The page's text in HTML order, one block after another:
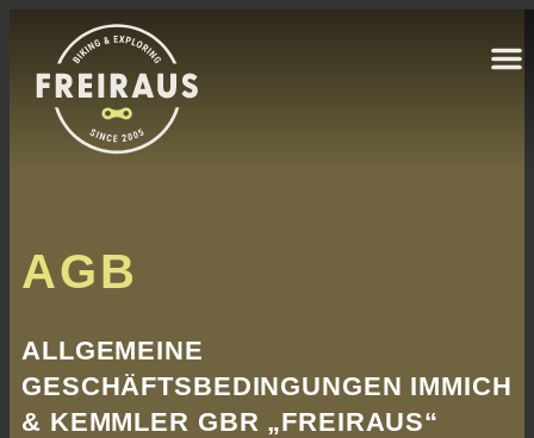
AGB
ALLGEMEINE
GESCHÄFTSBEDINGUNGEN IMMICH
& KEMMLER GBR „FREIRAUS“